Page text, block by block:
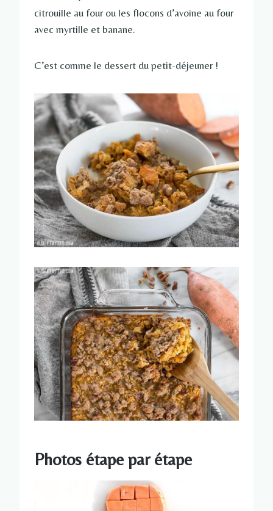
citrouille au four ou les flocons d’avoine au four
avec myrtille et banane.
C’est comme le dessert du petit-déjeuner !
Photos étape par étape